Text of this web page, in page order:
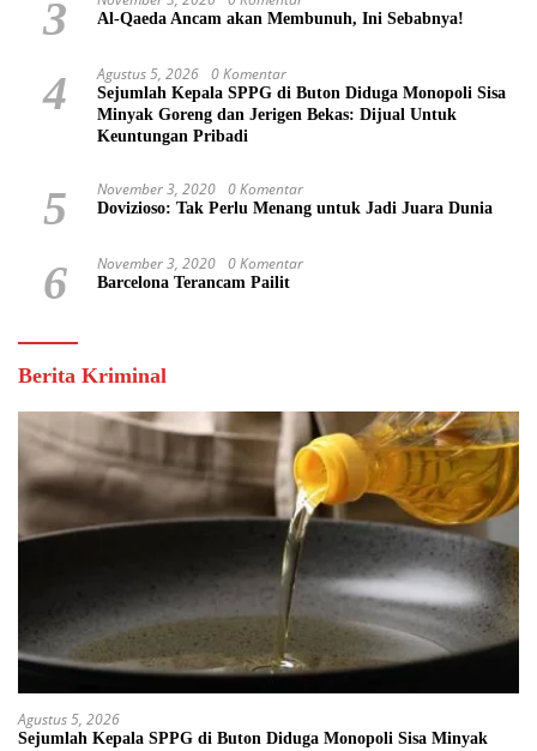
3 Al-Qaeda Ancam akan Membunuh, Ini Sebabnya!
4 Agustus 5, 2026 0 Komentar
Sejumlah Kepala SPPG di Buton Diduga Monopoli Sisa
Minyak Goreng dan Jerigen Bekas: Dijual Untuk
Keuntungan Pribadi
5 November 3, 2020 0 Komentar
Dovizioso: Tak Perlu Menang untuk Jadi Juara Dunia
6 November 3, 2020 0 Komentar
Barcelona Terancam Pailit
Berita Kriminal
Agustus 5, 2026
Sejumlah Kepala SPPG di Buton Diduga Monopoli Sisa Minyak